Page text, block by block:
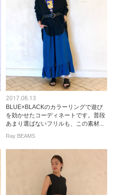
2017.06.13
BLUE×BLACKのカラーリングで遊び
を効かせたコーディネートです。普段
あまり選ばないフリルも、この素材...
Ray BEAMS